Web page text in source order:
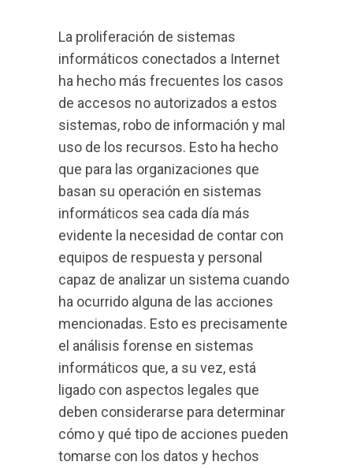
La proliferación de sistemas
informáticos conectados a Internet
ha hecho más frecuentes los casos
de accesos no autorizados a estos
sistemas, robo de información y mal
uso de los recursos. Esto ha hecho
que para las organizaciones que
basan su operación en sistemas
informáticos sea cada día más
evidente la necesidad de contar con
equipos de respuesta y personal
capaz de analizar un sistema cuando
ha ocurrido alguna de las acciones
mencionadas. Esto es precisamente
el análisis forense en sistemas
informáticos que, a su vez, está
ligado con aspectos legales que
deben considerarse para determinar
cómo y qué tipo de acciones pueden
tomarse con los datos y hechos